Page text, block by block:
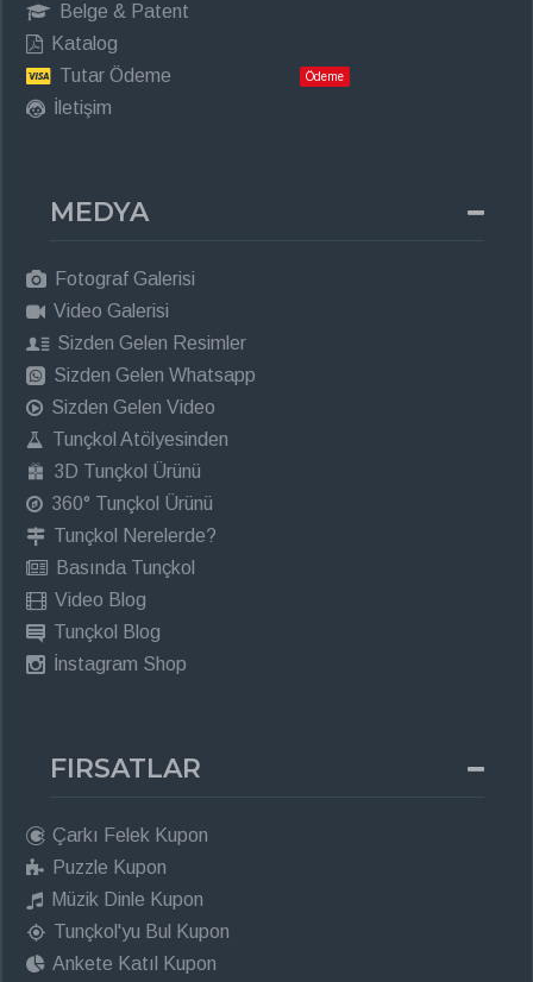
Belge & Patent
Katalog
Tutar Ödeme
Ödeme
İletişim
MEDYA
Fotograf Galerisi
Video Galerisi
Sizden Gelen Resimler
Sizden Gelen Whatsapp
Sizden Gelen Video
Tunçkol Atölyesinden
3D Tunçkol Ürünü
360° Tunçkol Ürünü
Tunçkol Nerelerde?
Basında Tunçkol
Video Blog
Tunçkol Blog
İnstagram Shop
FIRSATLAR
Çarkı Felek Kupon
Puzzle Kupon
Müzik Dinle Kupon
Tunçkol'yu Bul Kupon
Ankete Katıl Kupon